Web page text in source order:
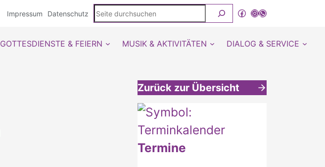
Impressum Datenschutz
Seite
durchsuchen
Facebook
Instagram
WhatsApp Kanal von detmold-lutherisch
GOTTESDIENSTE & FEIERN MUSIK & AKTIVITÄTEN DIALOG & SERVICE
Zurück zur Übersicht
Weitere interessante Inhalte
Termine